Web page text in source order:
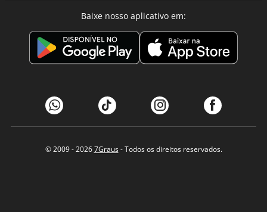
Baixe nosso aplicativo em:
© 2009 - 20267Graus- Todos os direitos reservados.